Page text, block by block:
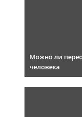
Можно ли
человека